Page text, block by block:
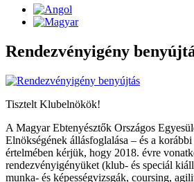
Rendezvényigény
Tisztelt Klubelnökök!
A Magyar Ebtenyésztők Országos
Elnökségének állásfoglalása – és a
értelmében kérjük, hogy 2018. évre
rendezvényigényüket (klub- és speciál
munka- és képességvizsgák, coursing,